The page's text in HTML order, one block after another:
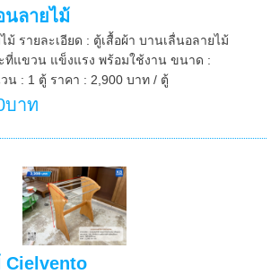
นลายไม้
ม้ รายละเอียด : ตู้เสื้อผ้า บานเลื่นอลายไม้
ที่แขวน แข็งแรง พร้อมใช้งาน ขนาด :
น : 1 ตู้ ราคา : 2,900 บาท / ตู้
บาท
Cielvento